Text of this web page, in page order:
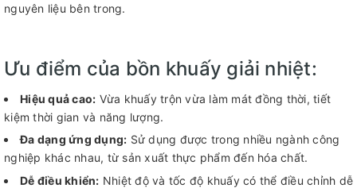
nguyên liệu bên trong.
Ưu điểm của bồn khuấy giải nhiệt:
Hiệu quả cao: Vừa khuấy trộn vừa làm mát đồng thời, tiết
kiệm thời gian và năng lượng.
Đa dạng ứng dụng: Sử dụng được trong nhiều ngành công
nghiệp khác nhau, từ sản xuất thực phẩm đến hóa chất.
Dễ điều khiển: Nhiệt độ và tốc độ khuấy có thể điều chỉnh dễ